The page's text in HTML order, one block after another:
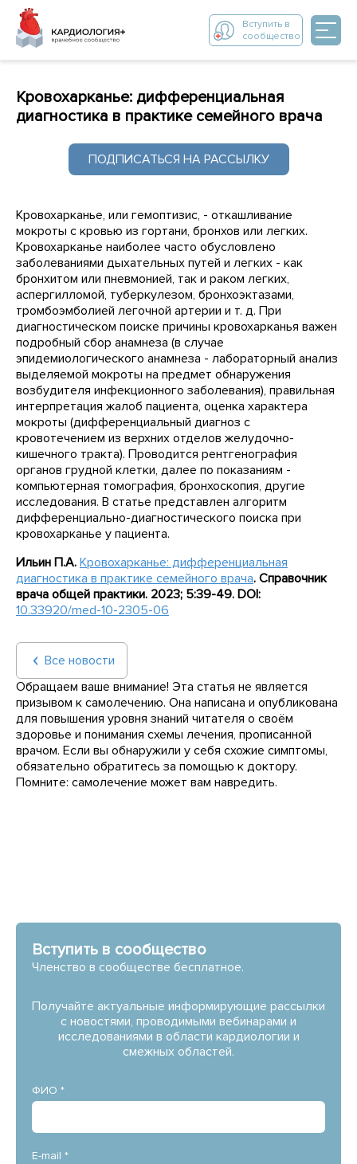
Вступить в
сообщество
Кровохарканье: дифференциальная
диагностика в практике семейного врача
ПОДПИСАТЬСЯ НА РАССЫЛКУ
Кровохарканье, или гемоптизис, - откашливание
мокроты с кровью из гортани, бронхов или легких.
Кровохарканье наиболее часто обусловлено
заболеваниями дыхательных путей и легких - как
бронхитом или пневмонией, так и раком легких,
аспергилломой, туберкулезом, бронхоэктазами,
тромбоэмболией легочной артерии и т. д. При
диагностическом поиске причины кровохарканья важен
подробный сбор анамнеза (в случае
эпидемиологического анамнеза - лабораторный анализ
выделяемой мокроты на предмет обнаружения
возбудителя инфекционного заболевания), правильная
интерпретация жалоб пациента, оценка характера
мокроты (дифференциальный диагноз с
кровотечением из верхних отделов желудочно-
кишечного тракта). Проводится рентгенография
органов грудной клетки, далее по показаниям -
компьютерная томография, бронхоскопия, другие
исследования. В статье представлен алгоритм
дифференциально-диагностического поиска при
кровохарканье у пациента.
Ильин П.А. Кровохарканье: дифференциальная
диагностика в практике семейного врача. Справочник
врача общей практики. 2023; 5:39-49. DOI:
10.33920/med-10-2305-06
Все новости
Обращаем ваше внимание! Эта статья не является
призывом к самолечению. Она написана и опубликована
для повышения уровня знаний читателя о своём
здоровье и понимания схемы лечения, прописанной
врачом. Если вы обнаружили у себя схожие симптомы,
обязательно обратитесь за помощью к доктору.
Помните: самолечение может вам навредить.
Вступить в сообщество
Членство в сообществе бесплатное.
Получайте актуальные информирующие рассылки
с новостями, проводимыми вебинарами и
исследованиями в области кардиологии и
смежных областей.
ФИО *
E-mail *